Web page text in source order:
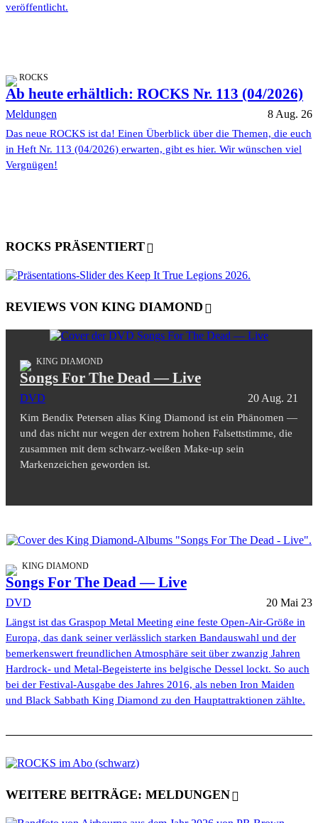
veröffentlicht.
ROCKS
Ab heute erhältlich: ROCKS Nr. 113 (04/2026)
Meldungen 8 Aug. 26
Das neue ROCKS ist da! Einen Überblick über die Themen, die euch
in Heft Nr. 113 (04/2026) erwarten, gibt es hier. Wir wünschen viel
Vergnügen!
ROCKS PRÄSENTIERT
REVIEWS VON KING DIAMOND
KING DIAMOND
Songs For The Dead — Live
DVD 20 Aug. 21
Kim Bendix Petersen alias King Diamond ist ein Phänomen —
und das nicht nur wegen der extrem hohen Falsettstimme, die
zusammen mit dem schwarz-weißen Make-up sein
Markenzeichen geworden ist.
KING DIAMOND
Songs For The Dead — Live
DVD 20 Mai 23
Längst ist das Graspop Metal Meeting eine feste Open-Air-Größe in
Europa, das dank seiner verlässlich starken Bandauswahl und der
bemerkenswert freundlichen Atmosphäre seit über zwanzig Jahren
Hardrock- und Metal-Begeisterte ins belgische Dessel lockt. So auch
bei der Festival-Ausgabe des Jahres 2016, als neben Iron Maiden
und Black Sabbath King Diamond zu den Hauptattraktionen zählte.
WEITERE BEITRÄGE: MELDUNGEN